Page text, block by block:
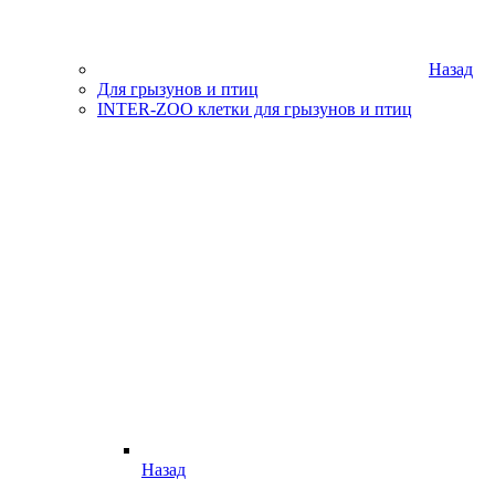
Назад
Для грызунов и птиц
INTER-ZOO клетки для грызунов и птиц
Назад